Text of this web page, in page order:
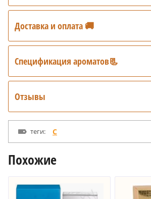
Доставка и оплата 🚚
Спецификация ароматов📃
Отзывы
теги: C
Похожие